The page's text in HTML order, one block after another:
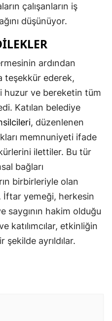
Nevşehir
Rize
Sakarya
Siirt
Sinop
Sivas
Tekirdağ
Tokat
Trabzon
çalışanların iş
düşünüyor.
ardından
teşekkür ederek,
huzur ve bereketin tüm
Katılan belediye
, düzenlenen
memnuniyeti ifade
ilettiler. Bu tür
bağları
birbirleriyle olan
İftar yemeği, herkesin
saygının hakim olduğu
katılımcılar, etkinliğin
ayrıldılar.